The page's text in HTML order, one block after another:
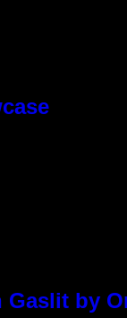
Gaslit by